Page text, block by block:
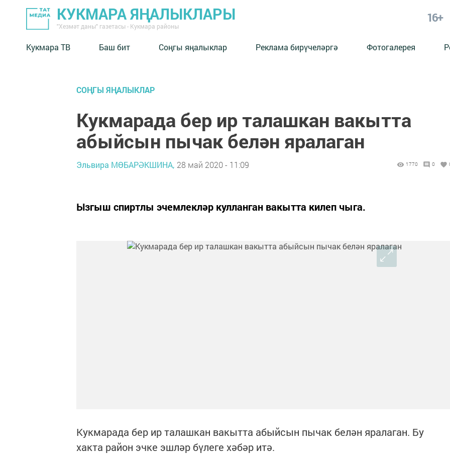
КУКМАРА ЯҢАЛЫКЛАРЫ
"Хезмәт даны" газетасы - Кукмара районы
16+
Кукмара ТВ Баш бит Соңгы яңалыклар Реклама бирүчеләргә Фотогалерея
СОҢГЫ ЯҢАЛЫКЛАР
Кукмарада бер ир талашкан вакытта
абыйсын пычак белән яралаган
Эльвира МӨБАРӘКШИНА, 28 май 2020 - 11:09 1770 0
Ызгыш спиртлы эчемлекләр кулланган вакытта килеп чыга.
Кукмарада бер ир талашкан вакытта абыйсын пычак белән яралаган. Бу
хакта район эчке эшләр бүлеге хәбәр итә.